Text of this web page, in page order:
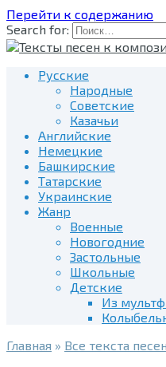
Перейти к содержанию
Search for:
Русские
Народные
Советские
Казачьи
Английские
Немецкие
Башкирские
Татарские
Украинские
Жанр
Военные
Новогодние
Застольные
Школьные
Детские
Из
Главная » Все текста песен